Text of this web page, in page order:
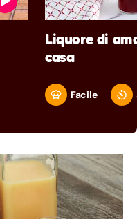
Liquore di
casa
Facile